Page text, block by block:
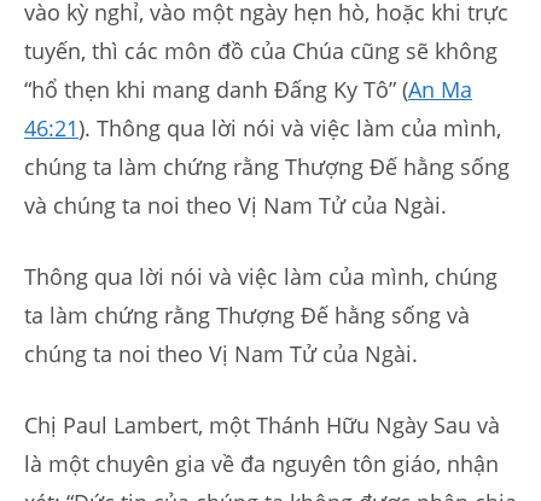
vào kỳ nghỉ, vào một ngày hẹn hò, hoặc khi trực
tuyến, thì các môn đồ của Chúa cũng sẽ không
“hổ thẹn khi mang danh Đấng Ky Tô” (An Ma
46:21). Thông qua lời nói và việc làm của mình,
chúng ta làm chứng rằng Thượng Đế hằng sống
và chúng ta noi theo Vị Nam Tử của Ngài.
Thông qua lời nói và việc làm của mình, chúng
ta làm chứng rằng Thượng Đế hằng sống và
chúng ta noi theo Vị Nam Tử của Ngài.
Chị Paul Lambert, một Thánh Hữu Ngày Sau và
là một chuyên gia về đa nguyên tôn giáo, nhận